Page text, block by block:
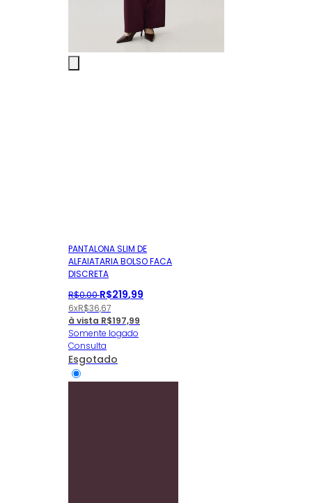
PANTALONA SLIM DE
ALFAIATARIA BOLSO FACA
DISCRETA
R$0,00 R$219,99
6xR$36,67
à vista R$197,99
Somente logado
Consulta
Esgotado